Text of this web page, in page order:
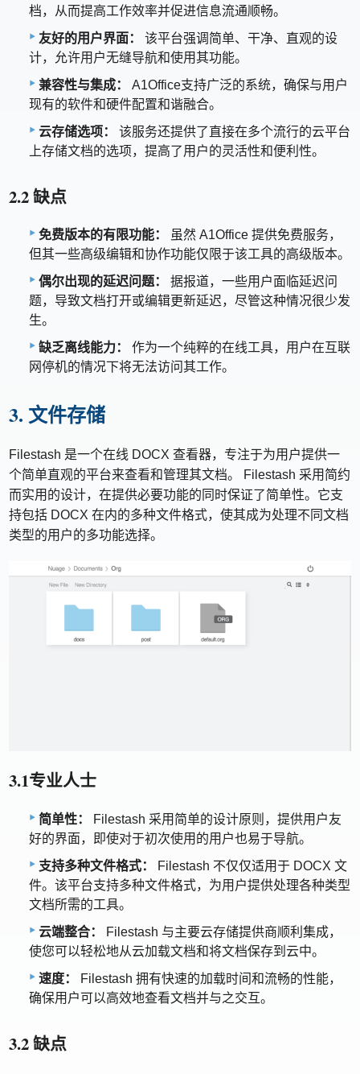
档，从而提高工作效率并促进信息流通顺畅。
友好的用户界面：
该平台强调简单、干净、直观的设
计，允许用户无缝导航和使用其功能。
兼容性与集成：
A1Office支持广泛的系统，确保与用户
现有的软件和硬件配置和谐融合。
云存储选项：
该服务还提供了直接在多个流行的云平台
上存储文档的选项，提高了用户的灵活性和便利性。
2.2 缺点
免费版本的有限功能：
虽然 A1Office 提供免费服务，
但其一些高级编辑和协作功能仅限于该工具的高级版本。
偶尔出现的延迟问题：
据报道，一些用户面临延迟问
题，导致文档打开或编辑更新延迟，尽管这种情况很少发
生。
缺乏离线能力：
作为一个纯粹的在线工具，用户在互联
网停机的情况下将无法访问其工作。
3. 文件存储
Filestash 是一个在线 DOCX 查看器，专注于为用户提供一
个简单直观的平台来查看和管理其文档。 Filestash 采用简约
而实用的设计，在提供必要功能的同时保证了简单性。它支
持包括 DOCX 在内的多种文件格式，使其成为处理不同文档
类型的用户的多功能选择。
3.1专业人士
简单性：
Filestash 采用简单的设计原则，提供用户友
好的界面，即使对于初次使用的用户也易于导航。
支持多种文件格式：
Filestash 不仅仅适用于 DOCX 文
件。该平台支持多种文件格式，为用户提供处理各种类型
文档所需的工具。
云端整合：
Filestash 与主要云存储提供商顺利集成，
使您可以轻松地从云加载文档和将文档保存到云中。
速度：
Filestash 拥有快速的加载时间和流畅的性能，
确保用户可以高效地查看文档并与之交互。
3.2 缺点